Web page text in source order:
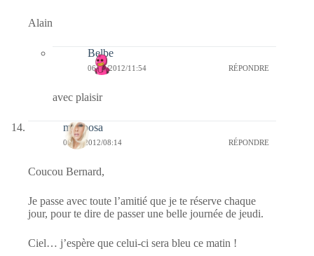
Alain
Belbe
06/09/2012/11:54 RÉPONDRE
avec plaisir
mariposa
06/09/2012/08:14 RÉPONDRE
Coucou Bernard,
Je passe avec toute l’amitié que je te réserve chaque
jour, pour te dire de passer une belle journée de jeudi.
Ciel… j’espère que celui-ci sera bleu ce matin !